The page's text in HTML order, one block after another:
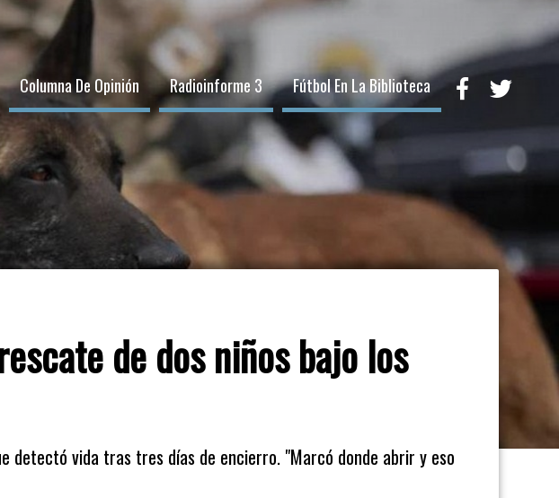
Columna De Opinión Radioinforme 3 Fútbol En La Biblioteca
de dos niños bajo los
detectó vida tras tres días de encierro. "Marcó donde abrir y eso